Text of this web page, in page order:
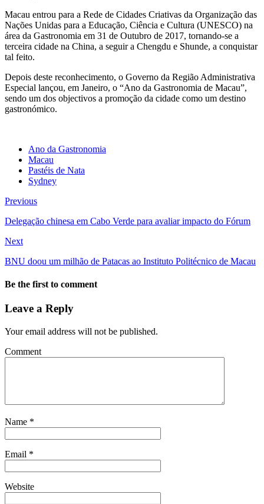
Macau entrou para a Rede de Cidades Criativas da Organização das
Nações Unidas para a Educação, Ciência e Cultura (UNESCO) na
área da Gastronomia em 31 de Outubro de 2017, tornando-se a
terceira cidade na China, a seguir a Chengdu e Shunde, a conquistar
tal feito.
Depois deste reconhecimento, o Governo da Região Administrativa
Especial lançou, em Janeiro, o “Ano da Gastronomia de Macau”,
sendo um dos objectivos a promoção da cidade como um destino
gastronómico.
Ano da Gastronomia
Macau
Pastéis de Nata
Sydney
Previous
Delegação chinesa em Cabo Verde para avaliar impacto do Fórum
Next
BNU doou um milhão de Patacas ao Instituto Politécnico de Macau
Be the first to comment
Leave a Reply
Your email address will not be published.
Comment
Name *
Email *
Website